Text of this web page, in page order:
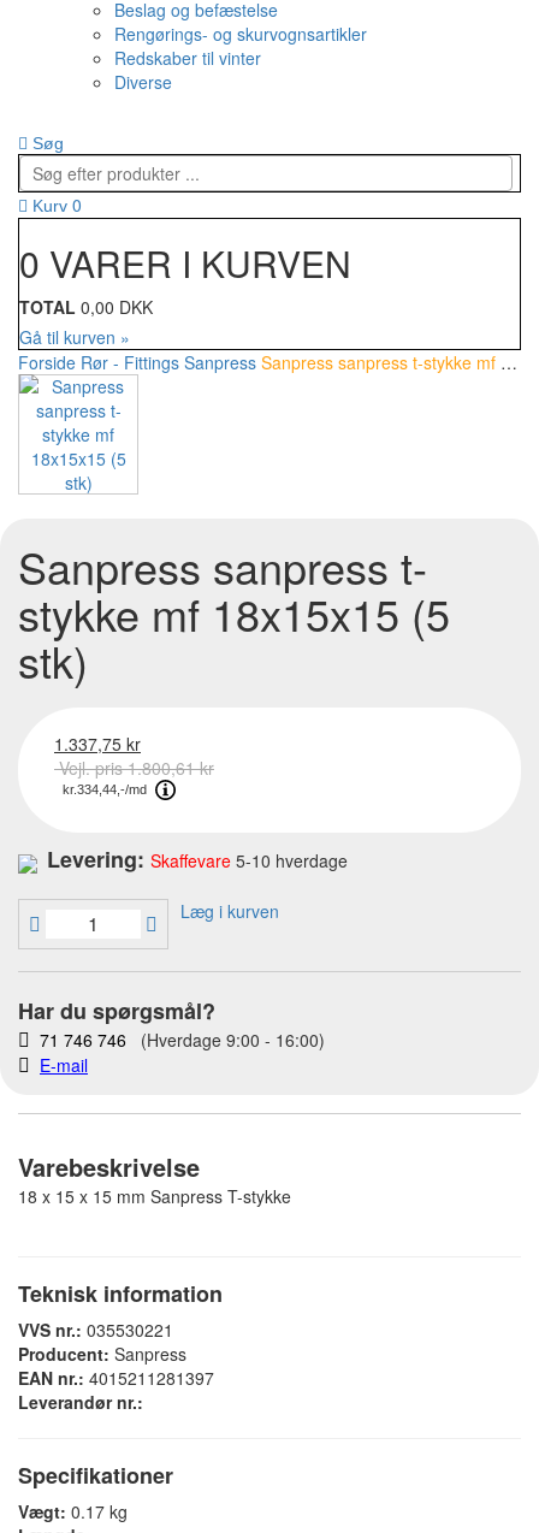
Beslag og befæstelse
Rengørings- og skurvognsartikler
Redskaber til vinter
Diverse
Søg
Kurv 0
0 VARER I KURVEN
TOTAL 0,00 DKK
Gå til kurven »
Forside Rør - Fittings Sanpress Sanpress sanpress t-stykke mf 18x15x15 (5 stk)
Sanpress sanpress t-
stykke mf 18x15x15 (5
stk)
1.337,75 kr
Vejl. pris 1.800,61 kr
Levering: Skaffevare 5-10 hverdage
Læg i kurven
Har du spørgsmål?
71 746 746 (Hverdage 9:00 - 16:00)
E-mail
Varebeskrivelse
18 x 15 x 15 mm Sanpress T-stykke
Teknisk information
VVS nr.: 035530221
Producent: Sanpress
EAN nr.: 4015211281397
Leverandør nr.:
Specifikationer
Vægt: 0.17 kg